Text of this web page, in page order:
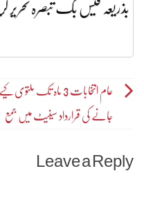
بذریعہ فیس بک تبصرہ تحریر
Post
navigation
عام انتخابات 3 ماہ تک ملتوی کیے
جانے کی قرارداد سینیٹ میں جمع
Leave a Reply